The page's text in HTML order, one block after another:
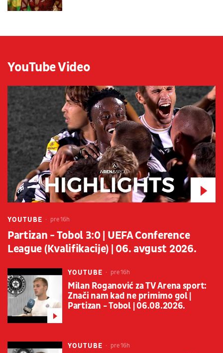
YouTube Video
YOUTUBE pre 16h
Partizan - Tobol 3:0 | UEFA Conference
League (Kvalifikacije) | 06. avgust 2026.
YOUTUBE pre 16h
Milan Roganović za TV Arena sport:
Znači nam kad ne primimo gol |
Partizan - Tobol | 06.08.2026.
YOUTUBE pre 16h